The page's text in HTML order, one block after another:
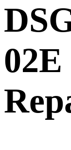
02E